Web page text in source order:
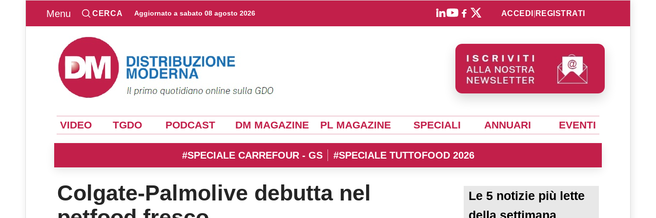
Menu CERCA Aggiornato a sabato 08 agosto 2026 ACCEDI REGISTRATI
VIDEO TGDO PODCAST DM MAGAZINE PL MAGAZINE SPECIALI ANNUARI EVENTI
#SPECIALE CARREFOUR - GS #SPECIALE TUTTOFOOD 2026
Colgate-Palmolive debutta nel
Le 5 notizie più lette
della settimana